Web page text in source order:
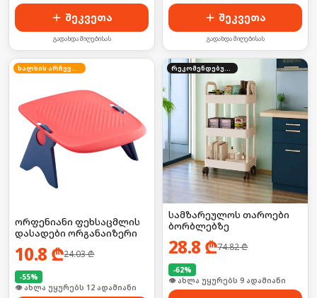
შეკვეთა
გადახდა მიღებისას
შეკვეთა
გადახდა მიღებისას
ორფენიანი ფეხსაცმლის
დასადები ორგანაიზერი
10.8 ₾24.03₾
-55%
სამზარეულოს თაროები
ბორბლებზე
28.8 ₾74.82₾
-62%
🛒 ბოლო 24სთ-ში იყიდა 13-მა